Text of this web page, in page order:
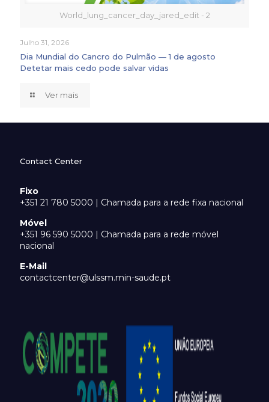
World_lung_cancer_day_jared_edit - 2
Julho 31, 2026
Dia Mundial do Cancro do Pulmão — 1 de agosto
Detetar mais cedo pode salvar vidas
Ver mais
Contact Center
Fixo
+351 21 780 5000 | Chamada para a rede fixa nacional
Móvel
+351 96 590 5000 | Chamada para a rede móvel
nacional
E-Mail
contactcenter@ulssm.min-saude.pt